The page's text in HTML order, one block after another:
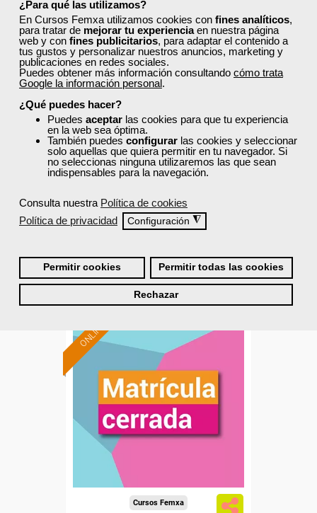
¿Para qué las utilizamos?
En Cursos Femxa utilizamos cookies con fines analíticos,
para tratar de mejorar tu experienciaen nuestra página
web y con fines publicitarios, para adaptar el contenido a
tus gustos y personalizar nuestros anuncios, marketing y
publicaciones en redes sociales.
Puedes obtener más información consultando cómo trata
Google la información personal.
¿Qué puedes hacer?
Puedes aceptar las cookies para que tu experiencia
en la web sea óptima.
También puedes configurar las cookies y seleccionar
solo aquellas que quiera permitir en tu navegador. Si
no seleccionas ninguna utilizaremos las que sean
indispensables para la navegación.
Consulta nuestra Política de cookies
Política de privacidad
Configuración ◮
Permitir cookies Permitir todas las cookies
Rechazar
Cursos Femxa
Social media marketing en
comercio
Curso Gratuito
Online (toda España)
12 266
ONLINE
Cursos Femxa